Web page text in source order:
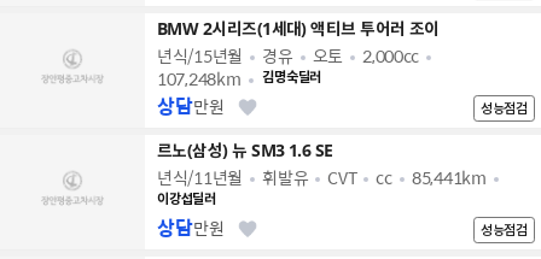
BMW 2시리즈(1세대) 액티브 투어러 조이
년식/15년월 경유 오토
2,000cc
107,248km
김명숙딜러
성능점검
상담만원
르노(삼성) 뉴 SM3 1.6 SE
년식/11년월 휘발유 CVT cc 85,441km
이강섭딜러
성능점검
상담만원